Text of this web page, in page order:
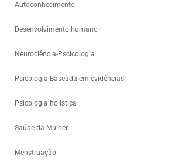
Autoconhecimento
Desenvolvimento humano
Neurociência-Pscicologia
Psicologia Baseada em evidências
Psicologia holística
Saúde da Mulher
Menstruação